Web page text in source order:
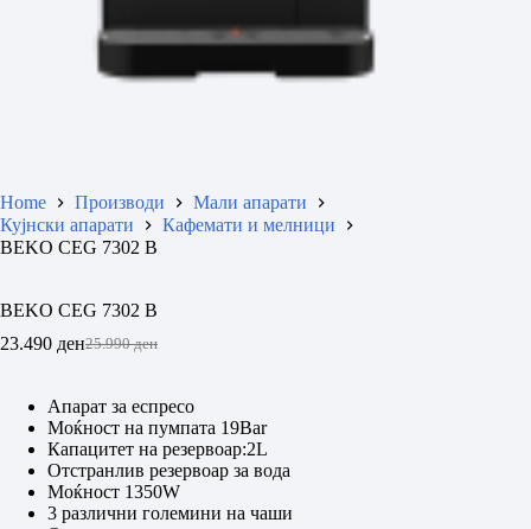
Home Производи
Мали апарати
Кујнски апарати
Кафемати и мелници
BEKO CEG 7302 B
BEKO CEG 7302 B
25.990ден
Original
25.990 ден.
23.490 денCurrent
23.490 ден.
Апарат за еспресо
Моќност на пумпата 19Bar
Капацитет на резервоар:2L
Отстранлив резервоар за вода
Моќност 1350W
3 различни големини на чаши